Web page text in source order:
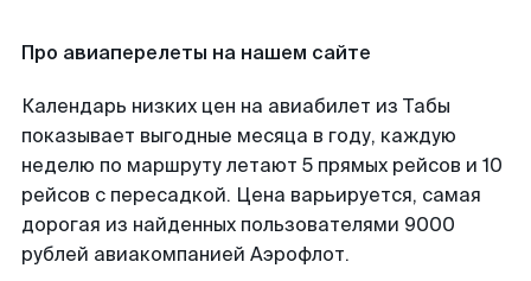
Про авиаперелеты на нашем сайте
Календарь низких цен на авиабилет из Табы
показывает выгодные месяца в году, каждую
неделю по маршруту летают 5 прямых рейсов и 10
рейсов с пересадкой. Цена варьируется, самая
дорогая из найденных пользователями 9000
рублей авиакомпанией Аэрофлот.